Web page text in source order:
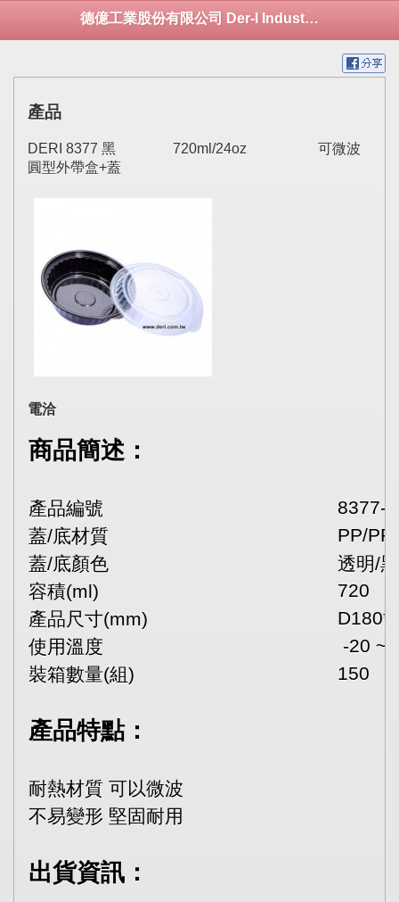
德億工業股份有限公司 Der-I Industrial Co., Ltd.
產品
DERI 8377 黑 720ml/24oz 可微波
圓型外帶盒+蓋
電洽
商品簡述：
產品編號
8377-
蓋/底材質
PP/PP
蓋/底顏色
透明/
容積(ml)
720
產品尺寸(mm)
使用溫度
-20 ~
裝箱數量(組)
150
產品特點：
耐熱材質 可以微波
不易變形 堅固耐用
出貨資訊：